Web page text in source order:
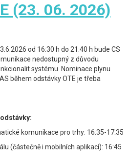
(23. 06. 2026)
od 16:30 h do 21:40 h bude CS
nedostupný z důvodu
systému. Nominace plynu
během odstávky OTE je třeba
komunikace pro trhy: 16:35-17:35
(částečně i mobilních aplikací): 16:45